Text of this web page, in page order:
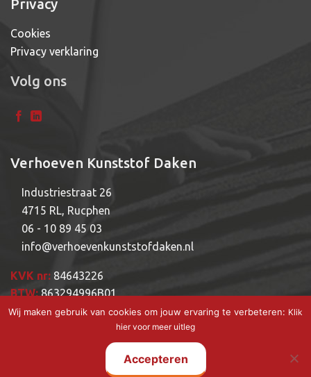
Privacy
Cookies
Privacy verklaring
Volg ons
Verhoeven Kunststof Daken
Industriestraat 26
4715 RL, Rucphen
06 - 10 89 45 03
info@verhoevenkunststofdaken.nl
KVK nr: 84643226
BTW: 863294996B01
Copyright © 2026 - Powered by
Wij maken gebruik van cookies om jouw ervaring te verbeteren: Klik
hier voor meer uitleg
Accepteren